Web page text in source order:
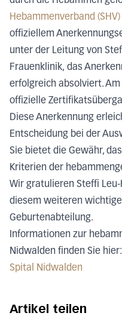
Hebammenverband (SHV)
offiziellem
unter der Leitung von
Frauenklinik, das
erfolgreich absolviert.
offizielle
Diese Anerkennung
Entscheidung bei der
Sie bietet die Gewähr,
Kriterien der
Wir gratulieren Steffi
diesem weiteren
Geburtenabteilung.
Informationen zur
Nidwalden finden Sie hier:
Spital Nidwalden
Artikel teilen